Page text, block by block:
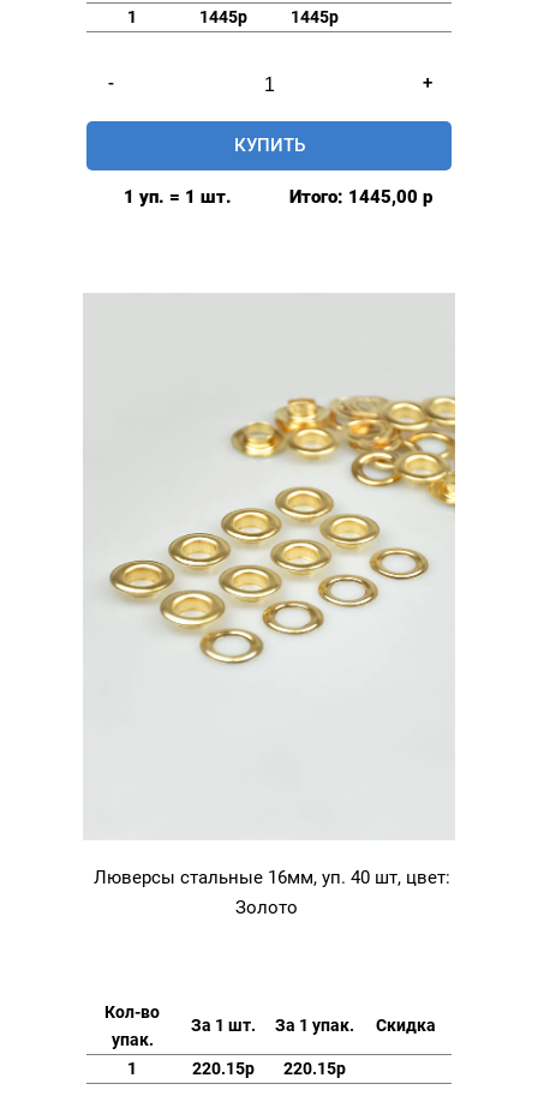
1 1445р 1445р
-
товара
Люверсы
стальные
цвет:
+
КУПИТЬ
1 уп. = 1 шт. Итого: 1445,00 р
Люверсы стальные 16мм, уп. 40 шт, цвет:
Золото
Кол-во
упак.
За 1 шт. За 1 упак. Скидка
1 220.15р 220.15р